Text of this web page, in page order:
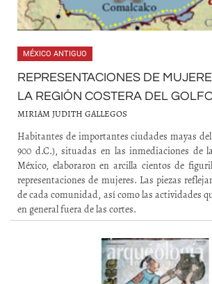
MÉXICO ANTIGUO
REPRESENTACIONES DE
LA REGIÓN COSTERA DEL
MIRIAM JUDITH GALLEGOS
Habitantes de importantes ciudades mayas
900 d.C.), situadas en las inmediaciones de
México, elaboraron en arcilla cientos de
representaciones de mujeres. Las piezas
de cada comunidad, así como las actividades
en general fuera de las cortes.